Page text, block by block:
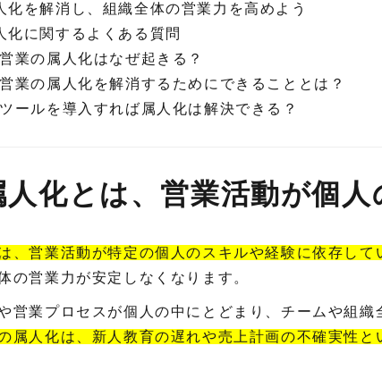
化を解消し、組織全体の営業力を高めよう
化に関するよくある質問
業の属人化はなぜ起きる？
業の属人化を解消するためにできることとは？
ールを導入すれば属人化は解決できる？
人化とは、営業活動が個
、営業活動が特定の個人のスキルや経験に依存して
の営業力が安定しなくなります。
営業プロセスが個人の中にとどまり、チームや組
属人化は、新人教育の遅れや売上計画の不確実性と